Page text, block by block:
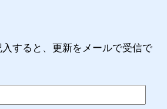
すると、更新をメールで受信で